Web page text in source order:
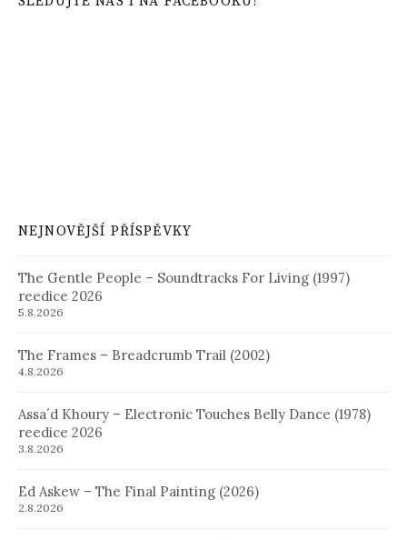
NEJNOVĚJŠÍ PŘÍSPĚVKY
The Gentle People – Soundtracks For Living (1997)
reedice 2026
5.8.2026
The Frames – Breadcrumb Trail (2002)
4.8.2026
Assa´d Khoury – Electronic Touches Belly Dance (1978)
reedice 2026
3.8.2026
Ed Askew – The Final Painting (2026)
2.8.2026